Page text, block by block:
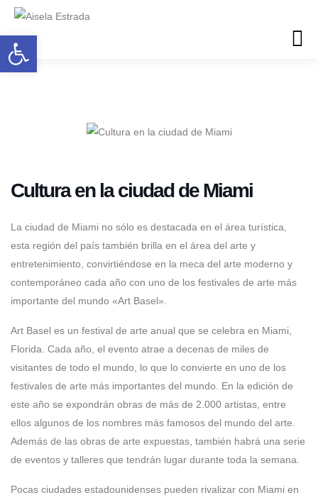
Abrir barra de herramientas
Cultura en la ciudad de Miami
La ciudad de Miami no sólo es destacada en el área turística,
esta región del país también brilla en el área del arte y
entretenimiento, convirtiéndose en la meca del arte moderno y
contemporáneo cada año con uno de los festivales de arte más
importante del mundo «Art Basel».
Art Basel es un festival de arte anual que se celebra en Miami,
Florida. Cada año, el evento atrae a decenas de miles de
visitantes de todo el mundo, lo que lo convierte en uno de los
festivales de arte más importantes del mundo. En la edición de
este año se expondrán obras de más de 2.000 artistas, entre
ellos algunos de los nombres más famosos del mundo del arte.
Además de las obras de arte expuestas, también habrá una serie
de eventos y talleres que tendrán lugar durante toda la semana.
Pocas ciudades estadounidenses pueden rivalizar con Miami en